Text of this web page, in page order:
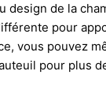
design de la
pour
vous pouvez
pour plus